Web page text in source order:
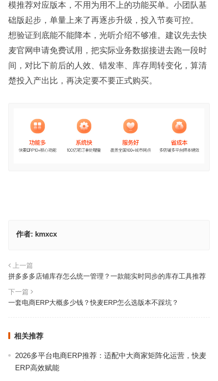
模推荐对应版本，不用为用不上的功能买单。小团队基
础版起步，单量上来了再逐步升级，投入节奏可控。
想验证到底能不能降本，光听介绍不够准。建议先去快
麦官网申请免费试用，把实际业务数据接进去跑一段时
间，对比下前后的人效、错发率、库存周转变化，算清
楚投入产出比，再决定要不要正式购买。
作者: kmxcx
上一篇
拼多多多店铺库存怎么统一管理？一款能实时同步的库存工具推荐
下一篇
一套电商ERP大概多少钱？快麦ERP怎么选版本不踩坑？
相关推荐
2026多平台电商ERP推荐：适配中大商家矩阵化运营，快麦
ERP高效赋能